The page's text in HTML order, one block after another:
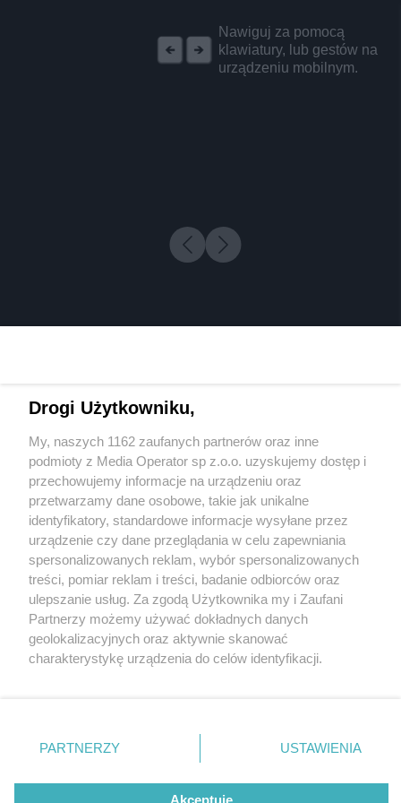
Nawiguj za pomocą
klawiatury, lub gestów na
urządzeniu mobilnym.
1 / 0
Wydawca mediów lokalnych
Nie zapomnij
zapoznać się z:
polityką prywatności regulamin korzystania z portali
Twojemiasto
Piekary Śląskie
Chorzów
Tarnowskie Góry
Gliwice
Skontakuj sięz nami
Kontakt
Wydawca
Redakcja
Drogi Użytkowniku,
My, naszych 1162 zaufanych partnerów oraz inne
podmioty z Media Operator sp z.o.o. uzyskujemy dostęp i
przechowujemy informacje na urządzeniu oraz
przetwarzamy dane osobowe, takie jak unikalne
identyfikatory, standardowe informacje wysyłane przez
urządzenie czy dane przeglądania w celu zapewniania
spersonalizowanych reklam, wybór spersonalizowanych
treści, pomiar reklam i treści, badanie odbiorców oraz
ulepszanie usług. Za zgodą Użytkownika my i Zaufani
Partnerzy możemy używać dokładnych danych
geolokalizacyjnych oraz aktywnie skanować
charakterystykę urządzenia do celów identyfikacji.
zmienić/wycofać klikając przycisk ustawień prywatności
znajdujący się w lewym dolnym rogu strony
rodzaje przetwarzania danych nie wymagają zgody
użytkownika, ale masz prawo sprzeciwić się takiemu
PARTNERZY USTAWIENIA
Akceptuję